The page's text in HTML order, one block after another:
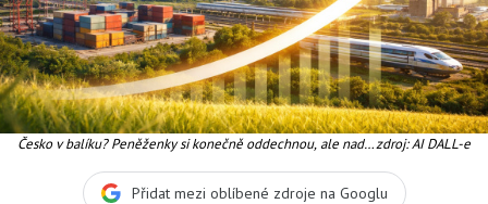
Česko v balíku? Peněženky si konečně oddechnou, ale nad
zdroj: AI DALL-e
Přidat mezi oblíbené zdroje na Googlu